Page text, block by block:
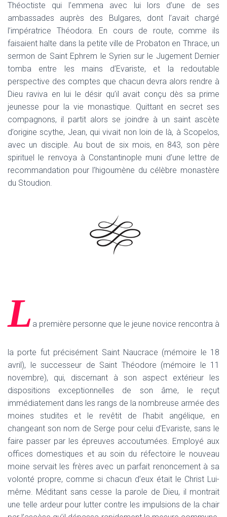
Théoctiste qui l’emmena avec lui lors d’une de ses
ambassades auprès des Bulgares, dont l’avait chargé
l’impératrice Théodora. En cours de route, comme ils
faisaient halte dans la petite ville de Probaton en Thrace, un
sermon de Saint Ephrem le Syrien sur le Jugement Dernier
tomba entre les mains d’Evariste, et la redoutable
perspective des comptes que chacun devra alors rendre à
Dieu raviva en lui le désir qu’il avait conçu dès sa prime
jeunesse pour la vie monastique. Quittant en secret ses
compagnons, il partit alors se joindre à un saint ascète
d’origine scythe, Jean, qui vivait non loin de là, à Scopelos,
avec un disciple. Au bout de six mois, en 843, son père
spirituel le renvoya à Constantinople muni d’une lettre de
recommandation pour l’higoumène du célèbre monastère
du Stoudion.
L a première personne que le jeune novice rencontra à
la porte fut précisément Saint Naucrace (mémoire le 18
avril), le successeur de Saint Théodore (mémoire le 11
novembre), qui, discernant à son aspect extérieur les
dispositions exceptionnelles de son âme, le reçut
immédiatement dans les rangs de la nombreuse armée des
moines studites et le revêtit de l’habit angélique, en
changeant son nom de Serge pour celui d’Evariste, sans le
faire passer par les épreuves accoutumées. Employé aux
offices domestiques et au soin du réfectoire le nouveau
moine servait les frères avec un parfait renoncement à sa
volonté propre, comme si chacun d’eux était le Christ Lui-
même. Méditant sans cesse la parole de Dieu, il montrait
une telle ardeur pour lutter contre les impulsions de la chair